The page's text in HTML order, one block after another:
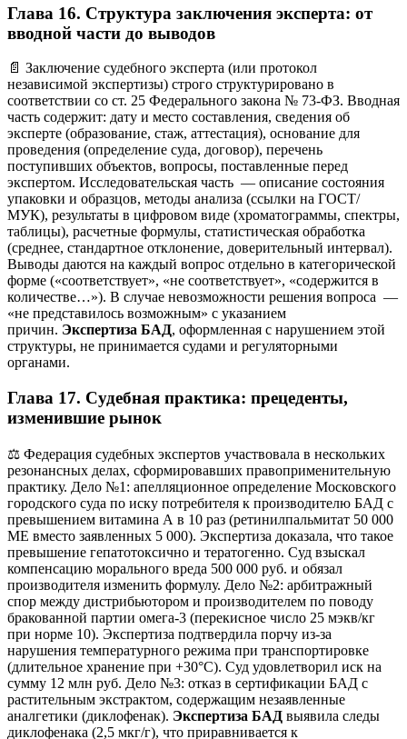
Глава 16. Структура заключения эксперта: от
вводной части до выводов
📄 Заключение судебного эксперта (или протокол
независимой экспертизы) строго структурировано в
соответствии со ст. 25 Федерального закона № 73-ФЗ. Вводная
часть содержит: дату и место составления, сведения об
эксперте (образование, стаж, аттестация), основание для
проведения (определение суда, договор), перечень
поступивших объектов, вопросы, поставленные перед
экспертом. Исследовательская часть — описание состояния
упаковки и образцов, методы анализа (ссылки на ГОСТ/
МУК), результаты в цифровом виде (хроматограммы, спектры,
таблицы), расчетные формулы, статистическая обработка
(среднее, стандартное отклонение, доверительный интервал).
Выводы даются на каждый вопрос отдельно в категорической
форме («соответствует», «не соответствует», «содержится в
количестве…»). В случае невозможности решения вопроса —
«не представилось возможным» с указанием
причин. Экспертиза БАД, оформленная с нарушением этой
структуры, не принимается судами и регуляторными
органами.
Глава 17. Судебная практика: прецеденты,
изменившие рынок
⚖️ Федерация судебных экспертов участвовала в нескольких
резонансных делах, сформировавших правоприменительную
практику. Дело №1: апелляционное определение Московского
городского суда по иску потребителя к производителю БАД с
превышением витамина А в 10 раз (ретинилпальмитат 50 000
МЕ вместо заявленных 5 000). Экспертиза доказала, что такое
превышение гепатотоксично и тератогенно. Суд взыскал
компенсацию морального вреда 500 000 руб. и обязал
производителя изменить формулу. Дело №2: арбитражный
спор между дистрибьютором и производителем по поводу
бракованной партии омега-3 (перекисное число 25 мэкв/кг
при норме 10). Экспертиза подтвердила порчу из-за
нарушения температурного режима при транспортировке
(длительное хранение при +30°C). Суд удовлетворил иск на
сумму 12 млн руб. Дело №3: отказ в сертификации БАД с
растительным экстрактом, содержащим незаявленные
аналгетики (диклофенак). Экспертиза БАД выявила следы
диклофенака (2,5 мкг/г), что приравнивается к